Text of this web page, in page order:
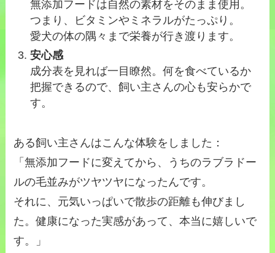
無添加フードは自然の素材をそのまま使用。
つまり、ビタミンやミネラルがたっぷり。
愛犬の体の隅々まで栄養が行き渡ります。
安心感
成分表を見れば一目瞭然。何を食べているか
把握できるので、飼い主さんの心も安らかで
す。
ある飼い主さんはこんな体験をしました：
「無添加フードに変えてから、うちのラブラドー
ルの毛並みがツヤツヤになったんです。
それに、元気いっぱいで散歩の距離も伸びまし
た。健康になった実感があって、本当に嬉しいで
す。」